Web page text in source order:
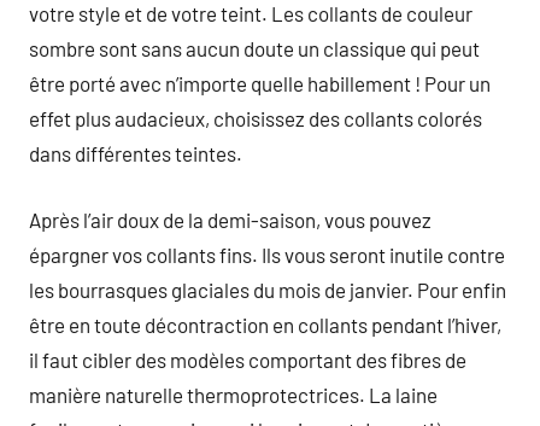
votre style et de votre teint. Les collants de couleur
sombre sont sans aucun doute un classique qui peut
être porté avec n’importe quelle habillement ! Pour un
effet plus audacieux, choisissez des collants colorés
dans différentes teintes.
Après l’air doux de la demi-saison, vous pouvez
épargner vos collants fins. Ils vous seront inutile contre
les bourrasques glaciales du mois de janvier. Pour enfin
être en toute décontraction en collants pendant l’hiver,
il faut cibler des modèles comportant des fibres de
manière naturelle thermoprotectrices. La laine